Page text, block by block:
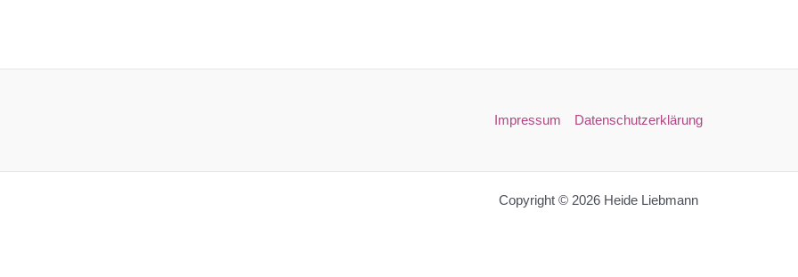
Impressum Datenschutzerklärung
Copyright © 2026 Heide Liebmann